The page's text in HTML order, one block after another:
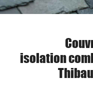
isolation